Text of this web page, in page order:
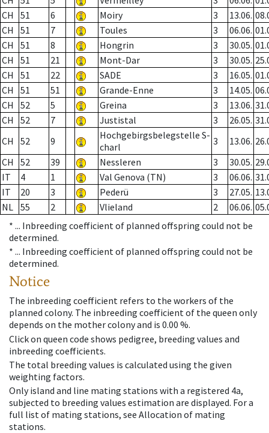
CH
51 6 Moiry 3 13.06.
CH
51 7 Toules 3 06.06.
CH
51 8 Hongrin 3 30.05.
CH
51 21 Mont-Dar 3 30.05.
CH
51 22 SADE 3 16.05.
CH
51 51 Grande-Enne 3 14.05.
CH
52 5 Greina 3 13.06.
CH
52 7 Justistal 3 26.05.
CH
52 9
Hochgebirgsbelegstelle S-
charl
3 13.06.
CH
52 39 Nessleren 3 30.05.
IT
4 1 Val Genova (TN) 3 06.06.
IT
20 3 Pederü 3 27.05.
NL 55 2 Vlieland 2 06.06.
* ... Inbreeding coefficient of planned offspring could not be
determined.
* ... Inbreeding coefficient of planned offspring could not be
determined.
Notice
The inbreeding coefficient refers to the workers of the
planned colony. The inbreeding coefficient of the queen only
depends on the mother colony and is 0.00 %.
Click on queen code shows pedigree, breeding values and
inbreeding coefficients.
The total breeding values is calculated using the given
weighting factors.
Only island and line mating stations with a registered 4a,
subjected to breeding values estimation are displayed. For a
full list of mating stations, see Allocation of mating
stations.